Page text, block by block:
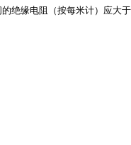
绝缘电阻（按每米计）应大